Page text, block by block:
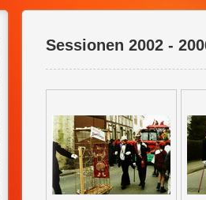
Sessionen 2002 -